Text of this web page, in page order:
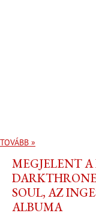
TOVÁBB »
MEGJELENT A
SOUL, AZ
ALBUMA